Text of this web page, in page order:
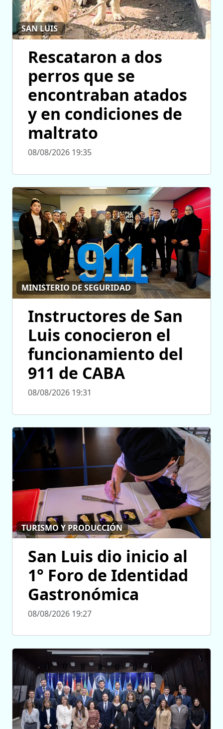
SAN LUIS
Rescataron a dos
perros que se
encontraban atados
y en condiciones de
maltrato
08/08/2026 19:35
MINISTERIO DE SEGURIDAD
Instructores de San
Luis conocieron el
funcionamiento del
911 de CABA
08/08/2026 19:31
TURISMO Y PRODUCCIÓN
San Luis dio inicio al
1° Foro de Identidad
Gastronómica
08/08/2026 19:27